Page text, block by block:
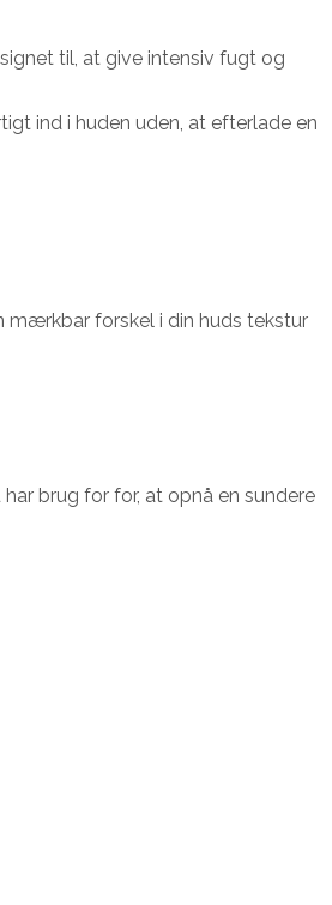
til, at give intensiv fugt og
ind i huden uden, at efterlade en
mærkbar forskel i din huds tekstur
brug for for, at opnå en sundere